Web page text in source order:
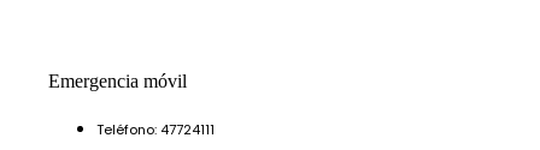
Emergencia móvil
Teléfono: 47724111